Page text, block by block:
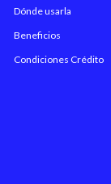
Dónde usarla
Beneficios
Condiciones Crédito